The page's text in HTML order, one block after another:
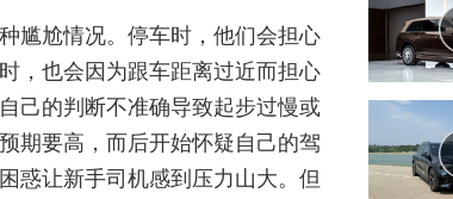
尴尬情况。停车时，他们会担心
，也会因为跟车距离过近而担心
己的判断不准确导致起步过慢或
期要高，而后开始怀疑自己的驾
惑让新手司机感到压力山大。但